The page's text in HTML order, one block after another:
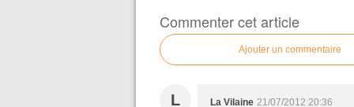
Commenter cet article
Ajouter un commentaire
L La Vilaine 21/07/2012 20:36